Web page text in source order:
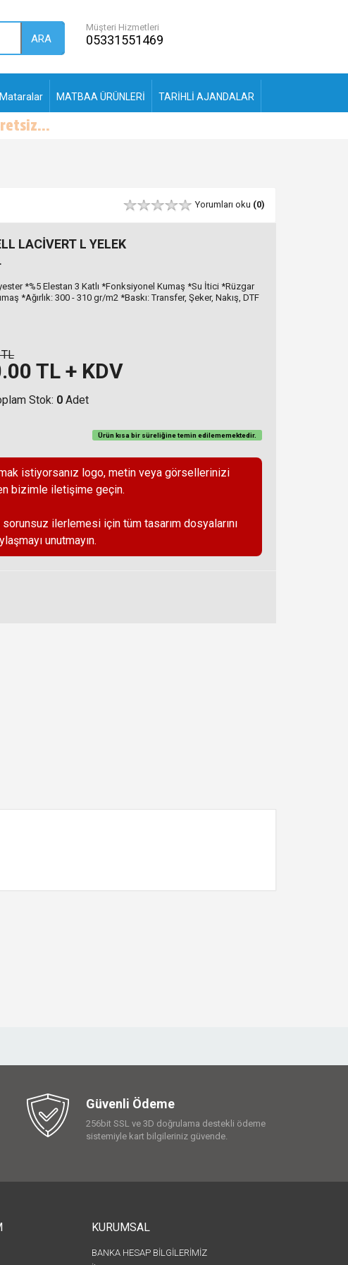
ARA
Müşteri Hizmetleri
05331551469
MATBAA ÜRÜNLERİ TARİHLİ AJANDALAR
Yorumları oku (0)
LACİVERT L YELEK
*%5 Elestan 3 Katlı *Fonksiyonel Kumaş *Su İtici *Rüzgar
*Ağırlık: 300 - 310 gr/m2 *Baskı: Transfer, Şeker, Nakış, DTF
TL + KDV
Stok: 0 Adet
Ürün kısa bir süreliğine teminedilememektedir.
istiyorsanız logo, metin veya görsellerinizi
bizimle iletişime geçin.
ilerlemesi için tüm tasarım dosyalarını
unutmayın.
Güvenli Ödeme
256bit SSL ve 3D doğrulama destekli ödeme
sistemiyle kart bilgileriniz güvende.
KURUMSAL
BANKA HESAP BİLGİLERİMİZ